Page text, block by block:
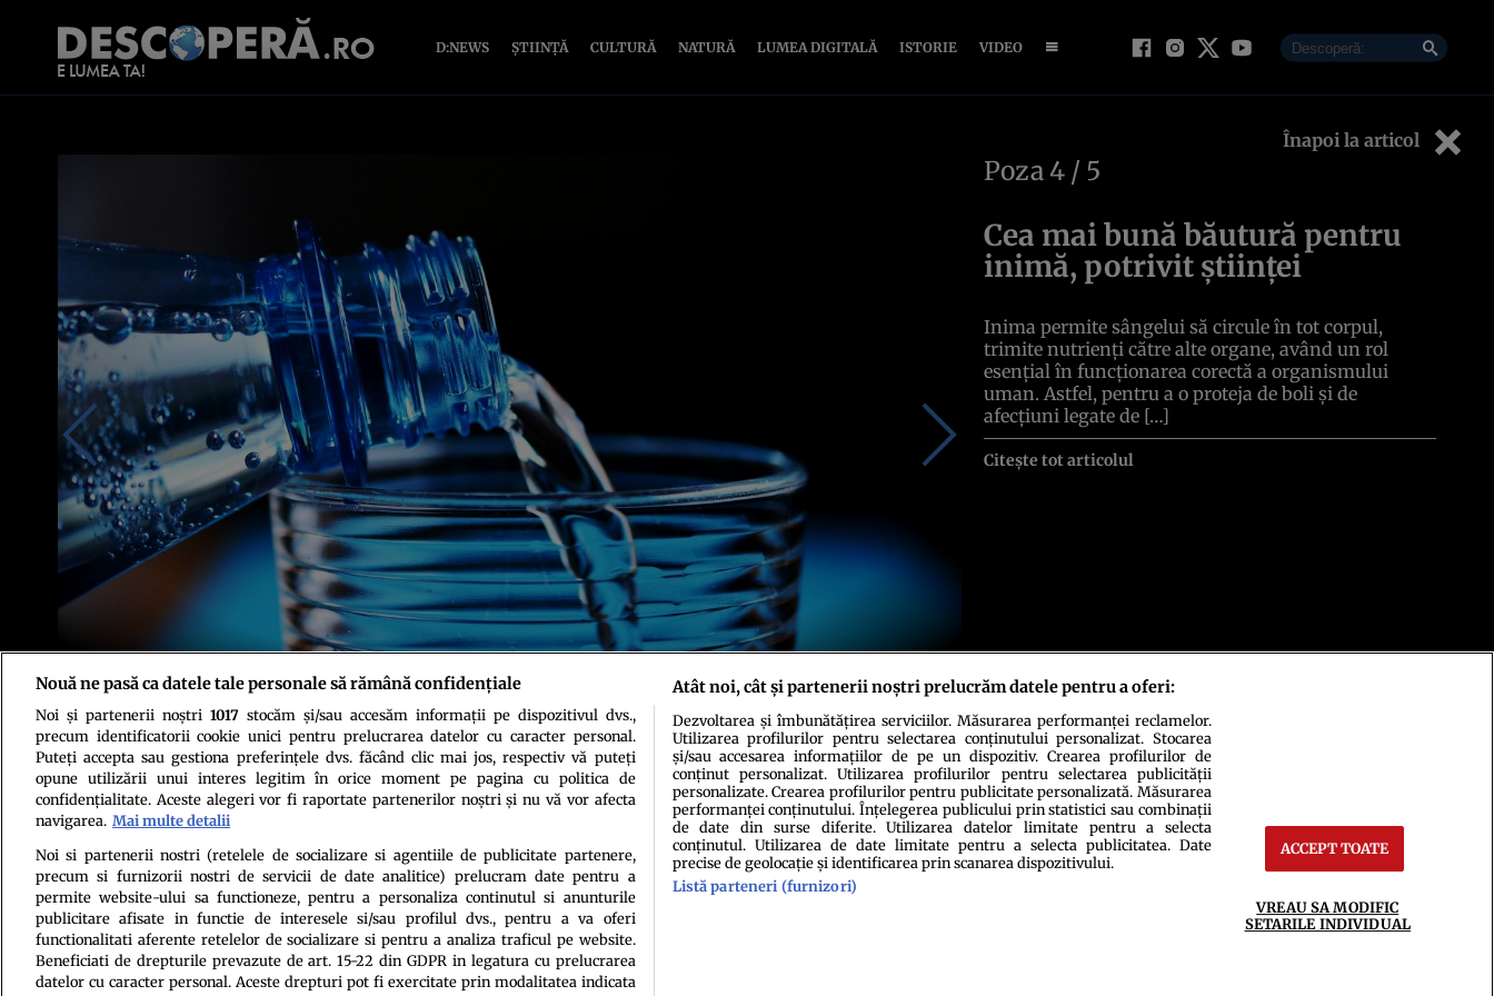
D:NEWS ȘTIINȚĂ CULTURĂ NATURĂ LUMEA DIGITALĂ ISTORIE VIDEO
Înapoi la articol
Foto: Pixabay
Poza4 / 5
Cea mai bună băutură pentru
inimă, potrivit științei
Inima permite sângelui să circule în tot corpul,
trimite nutrienți către alte organe, având un rol
esențial în funcționarea corectă a organismului
uman. Astfel, pentru a o proteja de boli și de
afecțiuni legate de […]
Citește tot articolul
Politica de cookiesTermeni şi condiţii Echipa redacțională Contact Setări Cookies
Nouă ne pasă ca datele tale personale să rămână confidențiale
Noi și partenerii noștri 1017stocăm și/sau accesăm informații pe dispozitivul dvs.,
precum identificatorii cookie unici pentru prelucrarea datelor cu caracter personal.
Puteți accepta sau gestiona preferințele dvs. făcând clic mai jos, respectiv vă puteți
opune utilizării unui interes legitim în orice moment pe pagina cu politica de
confidențialitate. Aceste alegeri vor fi raportate partenerilor noștri și nu vă vor afecta
navigarea. Mai multe detalii
Noi si partenerii nostri (retelele de socializare si agentiile de publicitate partenere,
precum si furnizorii nostri de servicii de date analitice) prelucram date pentru a
permite website-ului sa functioneze, pentru a personaliza continutul si anunturile
publicitare afisate in functie de interesele si/sau profilul dvs., pentru a va oferi
functionalitati aferente retelelor de socializare si pentru a analiza traficul pe website.
Beneficiati de drepturile prevazute de art. 15-22 din GDPR in legatura cu prelucrarea
datelor cu caracter personal. Aceste drepturi pot fi exercitate prin modalitatea indicata
Atât noi, cât și partenerii noștri prelucrăm datele pentru a oferi:
Dezvoltarea și îmbunătățirea serviciilor. Măsurarea performanței reclamelor.
Utilizarea profilurilor pentru selectarea conținutului personalizat. Stocarea
și/sau accesarea informațiilor de pe un dispozitiv. Crearea profilurilor de
conținut personalizat. Utilizarea profilurilor pentru selectarea publicității
personalizate. Crearea profilurilor pentru publicitate personalizată. Măsurarea
performanței conținutului. Înțelegerea publicului prin statistici sau combinații
de date din surse diferite. Utilizarea datelor limitate pentru a selecta
conținutul. Utilizarea de date limitate pentru a selecta publicitatea. Date
precise de geolocație și identificarea prin scanarea dispozitivului.
Listă parteneri (furnizori)
ACCEPT TOATE
VREAU SA MODIFIC
SETARILE INDIVIDUAL